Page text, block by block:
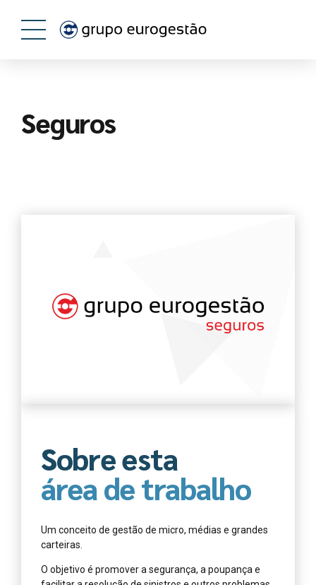
Seguros
Sobre esta
área de trabalho
Um conceito de gestão de micro, médias e grandes
carteiras.
O objetivo é promover a segurança, a poupança e